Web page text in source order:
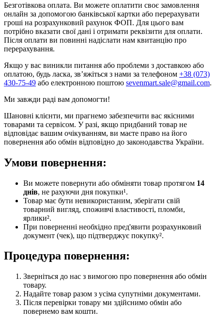
Безготівкова оплата. Ви можете оплатити своє замовлення
онлайн за допомогою банківської картки або перерахувати
гроші на розрахунковий рахунок ФОП. Для цього вам
потрібно вказати свої дані і отримати реквізити для оплати.
Після оплати ви повинні надіслати нам квитанцію про
перерахування.
Якщо у вас виникли питання або проблеми з доставкою або
оплатою, будь ласка, зв’яжіться з нами за телефоном +38 (073)
430-75-49 або електронною поштою sevenmart.sale@gmail.com.
Ми завжди раді вам допомогти!
Шановні клієнти, ми прагнемо забезпечити вас якісними
товарами та сервісом. У разі, якщо придбаний товар не
відповідає вашим очікуванням, ви маєте право на його
повернення або обмін відповідно до законодавства України.
Умови повернення:
Ви можете повернути або обміняти товар протягом 14
днів, не рахуючи дня покупки¹.
Товар має бути невикористаним, зберігати свій
товарний вигляд, споживчі властивості, пломби,
ярлики².
При поверненні необхідно пред'явити розрахунковий
документ (чек), що підтверджує покупку².
Процедура повернення:
Зверніться до нас з вимогою про повернення або обмін
товару.
Надайте товар разом з усіма супутніми документами.
Після перевірки товару ми здійснимо обмін або
повернемо вам кошти.